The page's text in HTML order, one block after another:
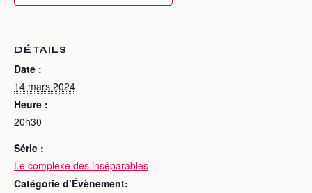
DÉTAILS
Date :
14 mars 2024
Heure :
20h30
Série :
Le complexe des inséparables
Catégorie d’Évènement: